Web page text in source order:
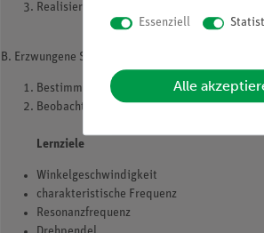
Realisiere den aperiodischen Fall und den
B. Erzwungene Schwingung
Bestimme die Resonanzkurve und stelle
Beobachte die Phasendifferenz zwischen
Lernziele
Winkelgeschwindigkeit
charakteristische Frequenz
Resonanzfrequenz
Essenziell
Alle